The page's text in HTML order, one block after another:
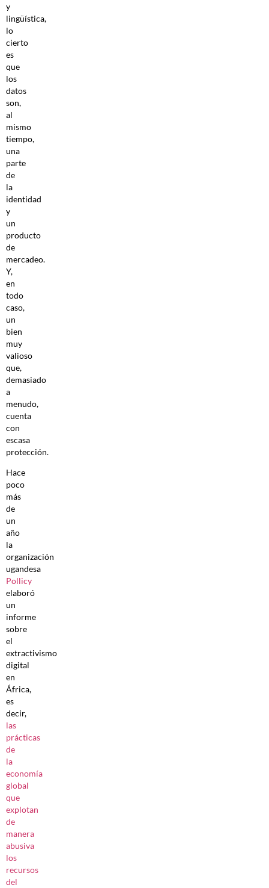
y
lingüística,
lo
cierto
es
que
los
datos
son,
al
mismo
tiempo,
una
parte
de
la
identidad
y
un
producto
de
mercadeo.
Y,
en
todo
caso,
un
bien
muy
valioso
que,
demasiado
a
menudo,
cuenta
con
escasa
protección.
Hace
poco
más
de
un
año
la
organización
ugandesa
Pollicy
elaboró
un
informe
sobre
el
extractivismo
digital
en
África,
es
decir,
las
prácticas
de
la
economía
global
que
explotan
de
manera
abusiva
los
recursos
del